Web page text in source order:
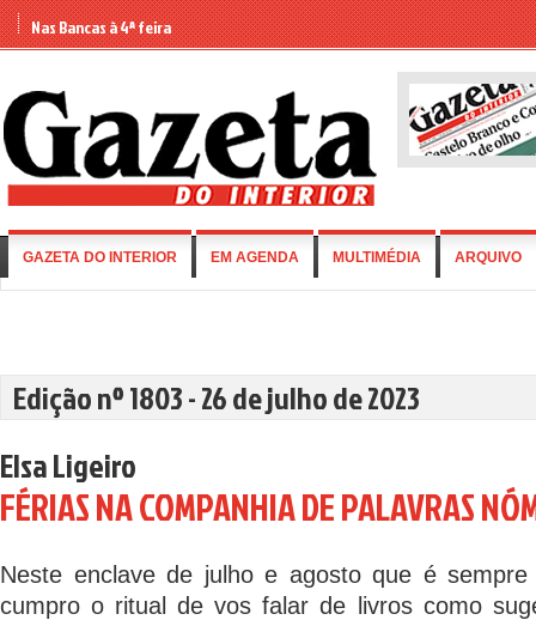
Nas Bancas à 4ª feira
GAZETA DO INTERIOR EM AGENDA MULTIMÉDIA ARQUIVO
Edição nº 1803 - 26 de julho de 2023
Elsa Ligeiro
FÉRIAS NA COMPANHIA DE PALAVRAS
Neste enclave de julho e agosto que é
cumpro o ritual de vos falar de livros como